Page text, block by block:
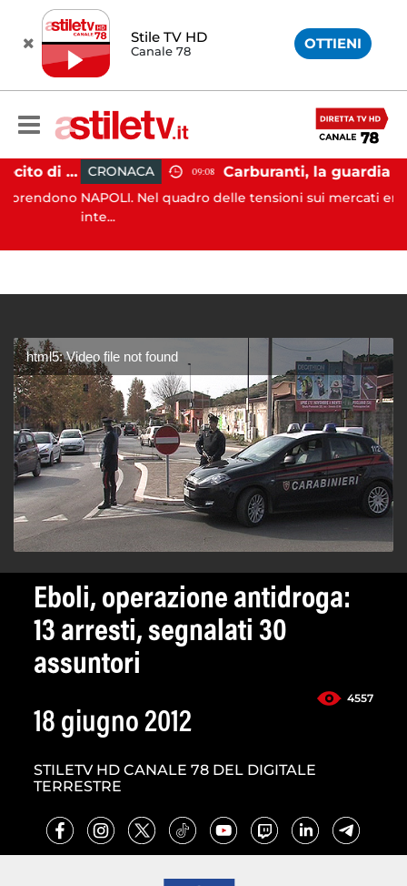
Stile TV HD
Canale 78 OTTIENI
Aversa, abbandono illecito di rifiuti: uomo sorpreso dai carabinieri CRONACA 09:08
NAPOLI. Nel quadro delle tensioni sui mercati
html5: Video file not found
Eboli, operazione antidroga:
13 arresti, segnalati 30
assuntori
4557
18 giugno 2012
STILETV HD CANALE 78 DEL DIGITALE
TERRESTRE